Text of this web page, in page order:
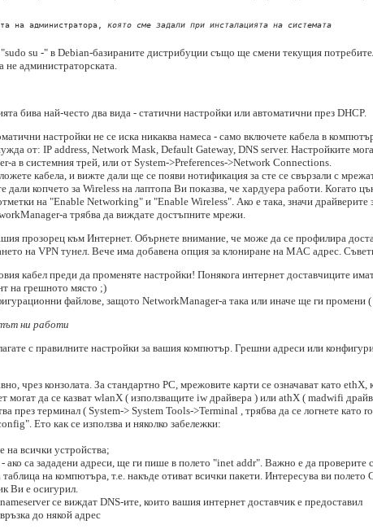
на администратора, която сме задали при инсталацията на системата
su -" в Debian-базираните дистрибуции също ще смени текущия
не администраторската.
бива най-често два вида - статични настройки или автоматични през DHCP.
настройки не се иска никаква намеса - само включете кабела в
от: IP address, Network Mask, Default Gateway, DNS server. Настройките
a в системния трей, или от System->Preferences->Network Connections.
кабела, и вижте дали ще се появи нотификация за сте се свързали с
копчето за Wireless на лаптопа Ви показва, че хардуера работи. Когато
на "Enable Networking" и "Enable Wireless". Ако е така, значи драйверите
a трябва да виждате достъпните мрежи.
прозорец към Интернет. Обърнете внимание, че може да се профилира
на VPN тунел. Вече има добавена опция за клониране на MAC адрес.
кабел преди да променяте настройки! Понякога интернет доставчиците
на грешното място ;)
файлове, защото NetworkManager-a така или иначе ще ги промени
ни работи
с правилните настройки за вашия компютър. Грешни адреси или
чрез конзолата. За стандартно PC, мрежовите карти се означават като ethX,
могат да се казват wlanX ( използващите iw драйвера ) или athX ( madwifi
през терминал ( System-> System Tools->Terminal , трябва да се логнете като
Ето как се използва и няколко забележки:
на всички устройства;
са зададени адреси, ще ги пише в полето "inet addr". Важно е да проверите
на компютъра, т.е. накъде отиват всички пакети. Интересува ви полето
Ви е осигурил.
се виждат DNS-ите, които вашия интернет доставчик е предоставил
до някой адрес